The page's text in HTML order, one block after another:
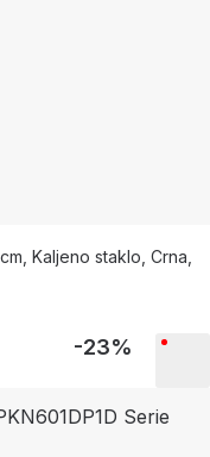
Kaljeno staklo, Crna,
-23%